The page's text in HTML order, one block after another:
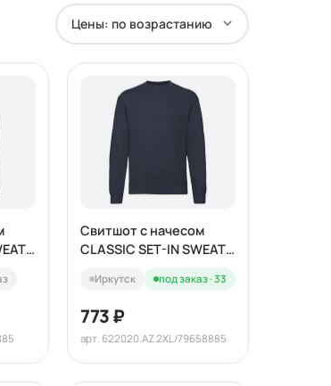
Свитшот с начесом
CLASSIC SET-IN SWEAT
Иркутск под заказ · 33
773 ₽
арт. 622020.AZ 2XL/79658885